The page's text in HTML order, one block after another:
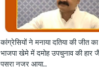
कांग्रेसियों ने मनाया दतिया की जीत
भाजपा खेमे में दमोह उपचुनाव की हार
पसरा नजर आया..